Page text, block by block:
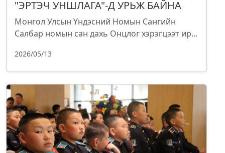
"ЭРТЭЧ УНШЛАГА"-Д УРЬЖ БАЙНА
Монгол Улсын Үндэсний Номын Сангийн
Салбар номын сан дахь Онцлог хэрэгцээт ир...
2026/05/13